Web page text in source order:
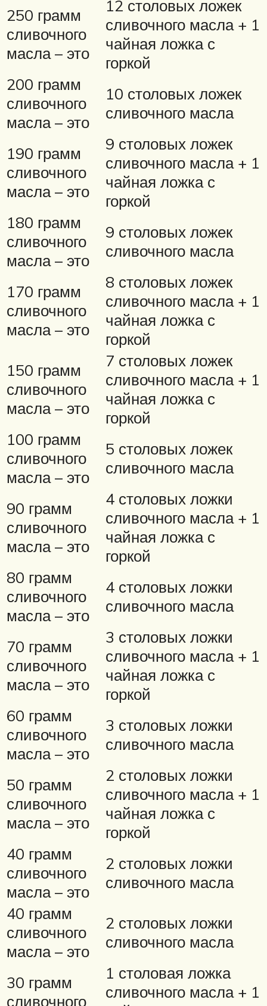
250 грамм
сливочного
масла – это
12 столовых ложек
сливочного масла + 1
чайная ложка с
горкой
200 грамм
сливочного
масла – это
10 столовых ложек
сливочного масла
190 грамм
сливочного
масла – это
9 столовых ложек
сливочного масла + 1
чайная ложка с
горкой
180 грамм
сливочного
масла – это
9 столовых ложек
сливочного масла
170 грамм
сливочного
масла – это
8 столовых ложек
сливочного масла + 1
чайная ложка с
горкой
150 грамм
сливочного
масла – это
7 столовых ложек
сливочного масла + 1
чайная ложка с
горкой
100 грамм
сливочного
масла – это
5 столовых ложек
сливочного масла
90 грамм
сливочного
масла – это
4 столовых ложки
сливочного масла + 1
чайная ложка с
горкой
80 грамм
сливочного
масла – это
4 столовых ложки
сливочного масла
70 грамм
сливочного
масла – это
3 столовых ложки
сливочного масла + 1
чайная ложка с
горкой
60 грамм
сливочного
масла – это
3 столовых ложки
сливочного масла
50 грамм
сливочного
масла – это
2 столовых ложки
сливочного масла + 1
чайная ложка с
горкой
40 грамм
сливочного
масла – это
2 столовых ложки
сливочного масла
40 грамм
сливочного
масла – это
2 столовых ложки
сливочного масла
30 грамм
сливочного
1 столовая ложка
сливочного масла + 1